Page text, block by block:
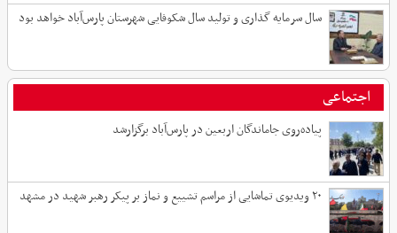
سال سرمایه گذاری و تولید سال شکوفایی شهرستان پارس‌آباد خواهد بود
اجتماعی
پیاده‌روی جاماندگان اربعین در پارس‌آباد برگزارشد
۲۰ ویدیوی تماشایی از مراسم تشییع و نماز بر پیکر رهبر شهید در مشهد